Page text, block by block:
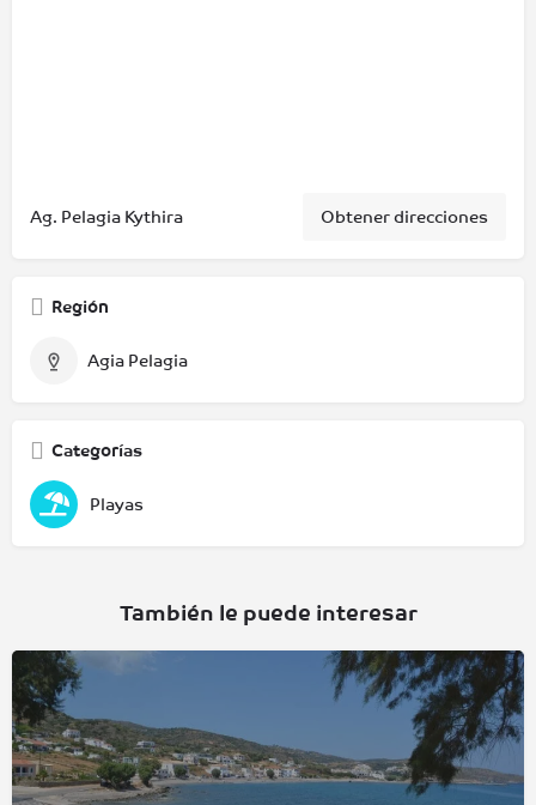
Ag. Pelagia Kythira Obtener direcciones
Región
Agia Pelagia
Categorías
Playas
También le puede interesar